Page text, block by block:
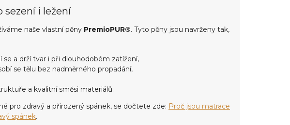
sezení i ležení
naše vlastní pěny PremioPUR®. Tyto pěny jsou navrženy tak,
a drží tvar i při dlouhodobém zatížení,
se tělu bez nadměrného propadání,
a kvalitní směsi materiálů.
pro zdravý a přirozený spánek, se dočtete zde: Proč jsou matrace
spánek.